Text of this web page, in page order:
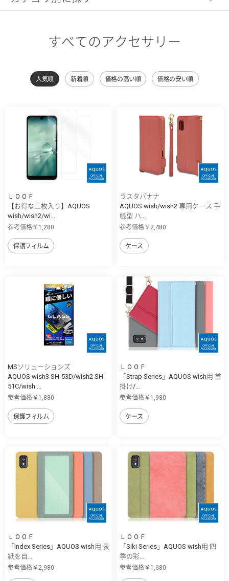
すべてのアクセサリー
人気順 新着順 価格の高い順 価格の安い順
ＬＯＯＦ
【お得な二枚入り】AQUOS
wish/wish2/wi...
参考価格￥1,280
保護フィルム
ラスタバナナ
AQUOS wish/wish2 専用ケース 手
帳型 ハ...
参考価格￥2,480
ケース
MSソリューションズ
AQUOS wish3 SH-53D/wish2 SH-
51C/wish ...
参考価格￥1,880
保護フィルム
ＬＯＯＦ
「Strap Series」AQUOS wish用 首
掛け/...
参考価格￥1,980
ケース
ＬＯＯＦ
「Index Series」AQUOS wish用 表
紙を自...
参考価格￥2,980
ＬＯＯＦ
「Siki Series」AQUOS wish用 四
季の彩...
参考価格￥1,680